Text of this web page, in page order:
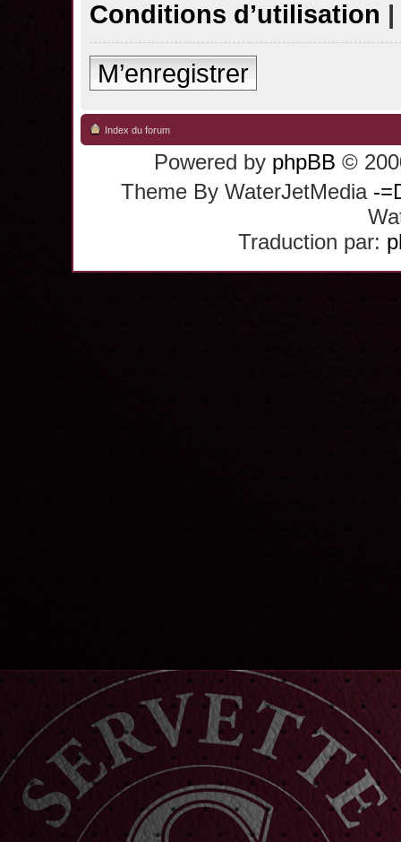
Conditions d’utilisation |
M’enregistrer
Index du forum
Powered by phpBB ©
Theme By WaterJetMedia -
Traduction par: